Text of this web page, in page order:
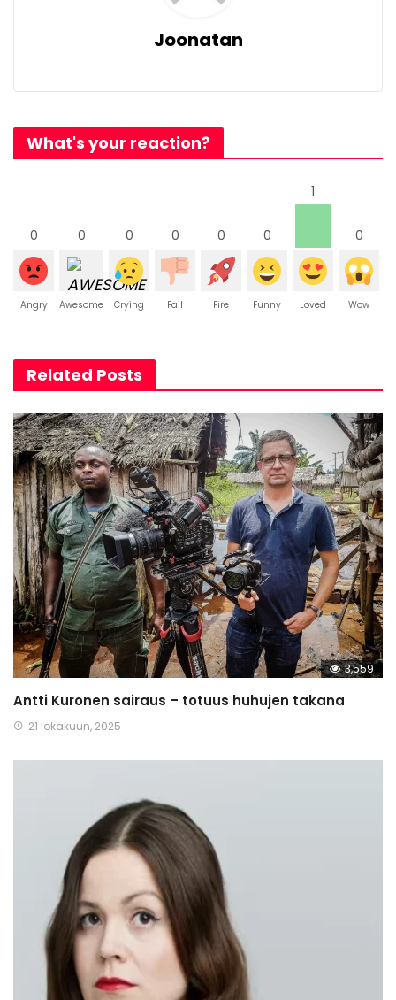
Joonatan
What's your reaction?
0
Angry
0
Awesome
0
Crying
0
Fail
0
Fire
0
Funny
1
Loved
0
Wow
Related Posts
3,559
Antti Kuronen sairaus – totuus huhujen takana
21 lokakuun, 2025